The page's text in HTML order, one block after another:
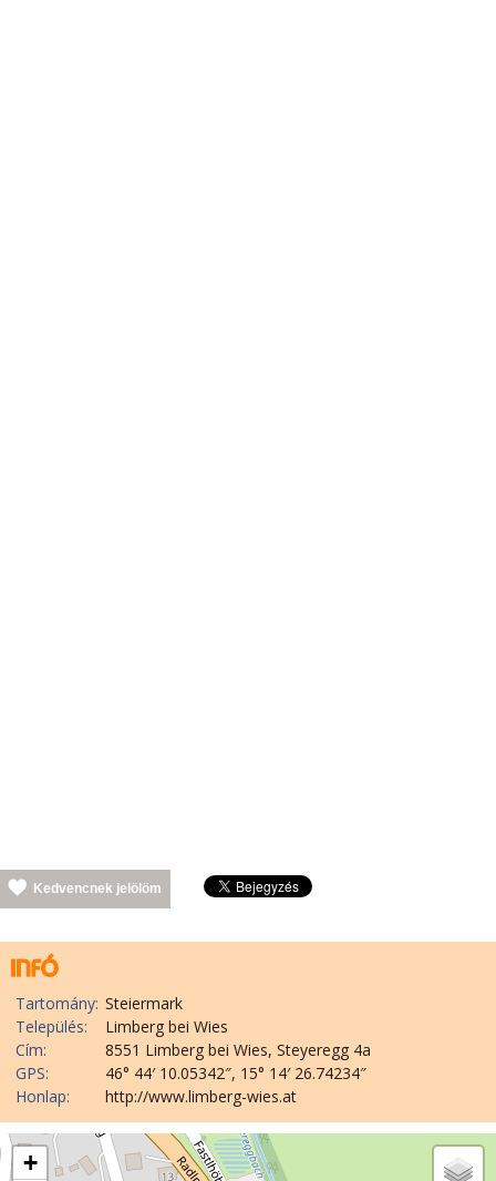
Kedvencnek jelölöm
Tartomány: Steiermark
Település:
Limberg bei Wies
Cím:
8551 Limberg bei Wies, Steyeregg 4a
GPS:
46° 44′ 10.05342″, 15° 14′ 26.74234″
Honlap:
http://www.limberg-wies.at
+